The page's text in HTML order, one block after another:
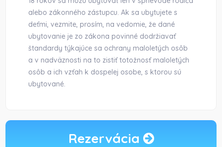
alebo zákonného zástupcu. Ak sa ubytujete s
deťmi, vezmite, prosím, na vedomie, že dané
ubytovanie je zo zákona povinné dodržiavať
štandardy týkajúce sa ochrany maloletých osôb
a v nadväznosti na to zistiť totožnosť maloletých
osôb a ich vzťah k dospelej osobe, s ktorou sú
ubytované.
Rezervácia